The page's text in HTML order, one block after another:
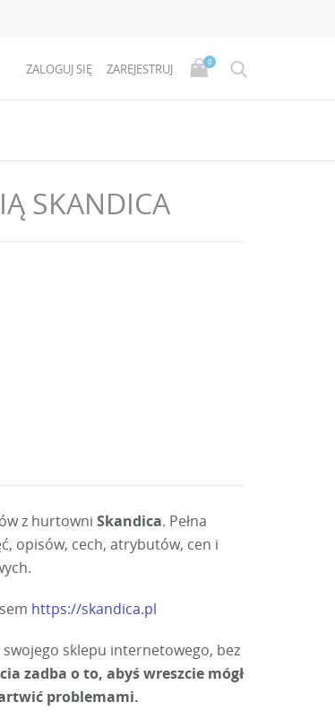
ZALOGUJ SIĘ ZAREJESTRUJ
0
SKANDICA
z hurtowni Skandica. Pełna
opisów, cech, atrybutów, cen i
https://skandica.pl
sklepu internetowego, bez
zadba o to, abyś wreszcie mógł
problemami.